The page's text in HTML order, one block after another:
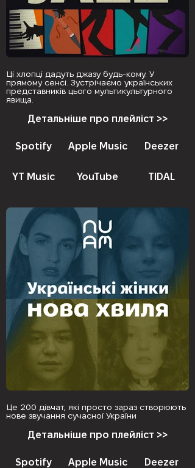
Ці хлопці дадуть джазу будь-кому. У
прямому сенсі. Зустрічаємо українських
представників цього мультикультурного
явища.
Детальніше про плейліст >>
Spotify Apple Music Deezer
YT Music YouTube TIDAL
Це 200 дівчат, які просто зараз створюють
нове звучання сучасної України
Детальніше про плейліст >>
Spotify Apple Music Deezer